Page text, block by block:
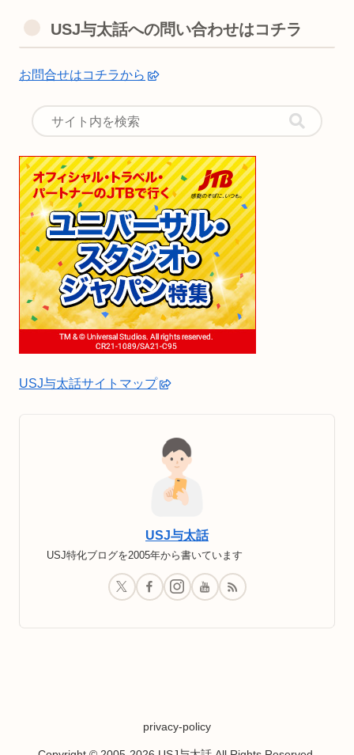
USJ与太話への問い合わせはコチラ
お問合せはコチラから
USJ与太話サイトマップ
USJ与太話
USJ特化ブログを2005年から書いています
privacy-policy